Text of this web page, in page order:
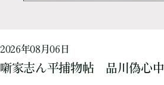
2026年08月06日
噺家志ん平捕物帖 品川偽心中